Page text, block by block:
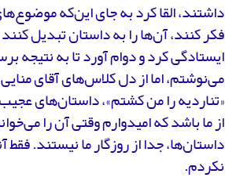
داشتند، القا کرد به جای این‌که
فکر کنند، آن‌ها را به داستان تبدیل
ایستادگی کرد و دوام آورد تا به نتیجه
می‌نوشتم، اما از دل کلاس‌های آقای
«تناردیه را من کشتم»، داستان‌های
از ما باشد که امیدوارم وقتی آن را
داستان‌ها، جدا از روزگار ما نیستند.
نکردم.